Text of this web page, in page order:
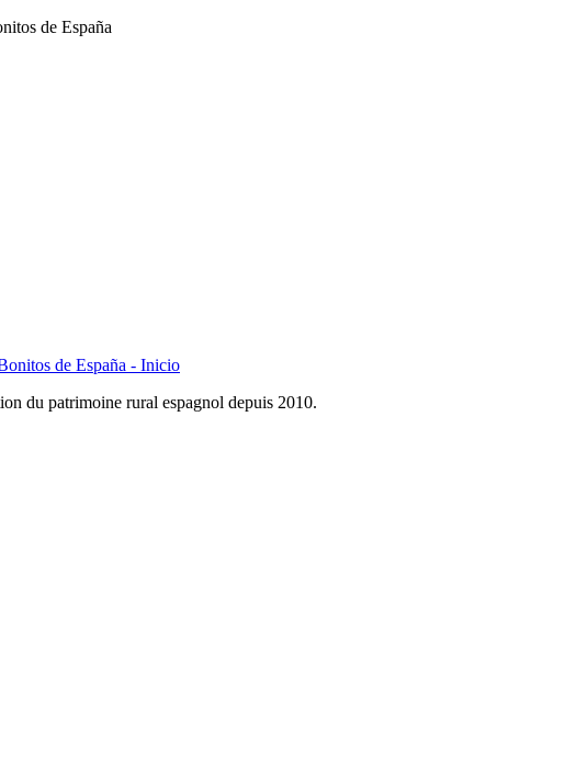
de España
de España - Inicio
du patrimoine rural espagnol depuis 2010.